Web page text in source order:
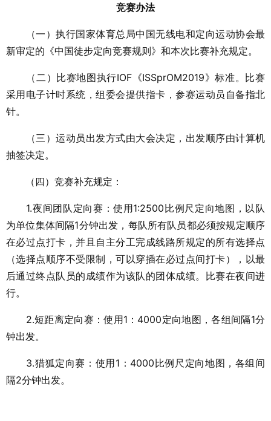
竞赛办法
（一）执行国家体育总局中国无线电和定向运动协会最
新审定的《中国徒步定向竞赛规则》和本次比赛补充规定。
（二）比赛地图执行IOF《ISSprOM2019》标准。比赛
采用电子计时系统，组委会提供指卡，参赛运动员自备指北
针。
（三）运动员出发方式由大会决定，出发顺序由计算机
抽签决定。
（四）竞赛补充规定：
1.夜间团队定向赛：使用1:2500比例尺定向地图，以队
为单位集体间隔1分钟出发，每队所有队员都必须按规定顺序
在必过点打卡，并且自主分工完成线路所规定的所有选择点
（选择点顺序不受限制，可以穿插在必过点间打卡），以最
后通过终点队员的成绩作为该队的团体成绩。比赛在夜间进
行。
2.短距离定向赛：使用1：4000定向地图，各组间隔1分
钟出发。
3.猎狐定向赛：使用1：4000比例尺定向地图，各组间
隔2分钟出发。